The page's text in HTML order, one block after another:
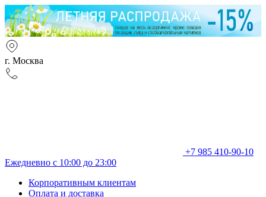
г. Москва
+7 985 410-90-10
Ежедневно с 10:00 до 23:00
Корпоративным клиентам
Оплата и доставка